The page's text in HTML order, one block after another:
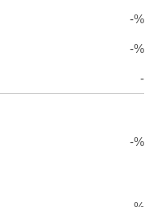
-%
-%
-
-%